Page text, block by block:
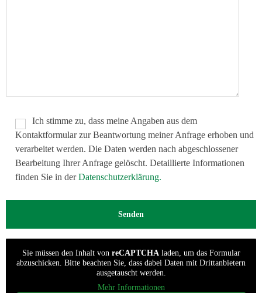
Ich stimme zu, dass meine Angaben aus dem
Kontaktformular zur Beantwortung meiner Anfrage erhoben und
verarbeitet werden. Die Daten werden nach abgeschlossener
Bearbeitung Ihrer Anfrage gelöscht. Detaillierte Informationen
finden Sie in derDatenschutzerklärung.
Sie müssen den Inhalt von reCAPTCHAladen, um das Formular
abzuschicken. Bitte beachten Sie, dass dabei Daten mit Drittanbietern
ausgetauscht werden.
Mehr Informationen